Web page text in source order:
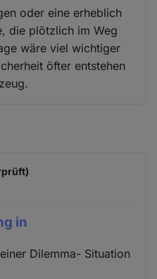
oder eine erheblich
die plötzlich im Weg
wäre viel wichtiger
öfter entstehen
in
Dilemma- Situation